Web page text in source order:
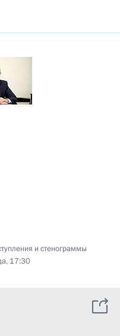
и стенограммы
17:30